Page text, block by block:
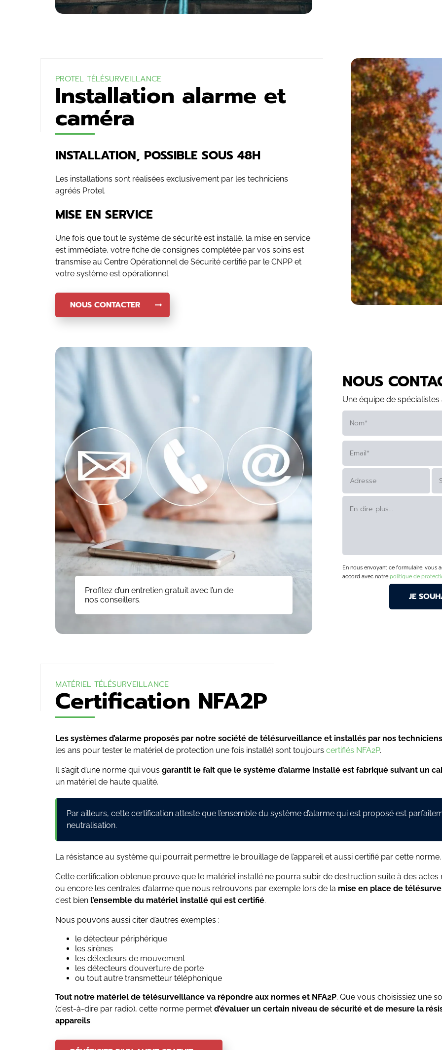
PROTEL TÉLÉSURVEILLANCE
Installation alarme et
caméra
INSTALLATION, POSSIBLE SOUS 48H
Les installations sont réalisées exclusivement par les techniciens
agréés Protel.
MISE EN SERVICE
Une fois que tout le système de sécurité est installé, la mise en service
est immédiate, votre fiche de consignes complétée par vos soins est
transmise au Centre Opérationnel de Sécurité certifié par le CNPP et
votre système est opérationnel.
NOUS CONTACTER
Profitez d’un entretien gratuit avec l’un de
nos conseillers.
NOUS
Une équipe de
En nous envoyant ce formulaire, vous
accord avec notrepolitique de
ALTERNATIVE:
MATÉRIEL TÉLÉSURVEILLANCE
Certification NFA2P
Les systèmes d’alarme proposés par notre société de télésurveillance et installés par nos
les ans pour tester le matériel de protection une fois installé) sont toujours certifiés NFA2P.
Il s’agit d’une norme qui vous garantit le fait que le système d’alarme installé est fabriqué suivant un
un matériel de haute qualité.
Par ailleurs, cette certification atteste que l’ensemble du système d’alarme qui est proposé est
neutralisation.
La résistance au système qui pourrait permettre le brouillage de l’appareil et aussi certifié par cette norme.
Cette certification obtenue prouve que le matériel installé ne pourra subir de destruction suite à des actes
ou encore les centrales d’alarme que nous retrouvons par exemple lors de la mise en place de
c’est bien l’ensemble du matériel installé qui est certifié.
Nous pouvons aussi citer d’autres exemples :
le détecteur périphérique
les sirènes
les détecteurs de mouvement
les détecteurs d’ouverture de porte
ou tout autre transmetteur téléphonique
Tout notre matériel de télésurveillance va répondre aux normes et NFA2P. Que vous choisissiez une
(c’est-à-dire par radio), cette norme permet d’évaluer un certain niveau de sécurité et de mesure la
appareils.